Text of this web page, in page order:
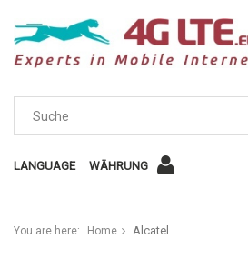
LANGUAGE WÄHRUNG
You are here: Home Alcatel